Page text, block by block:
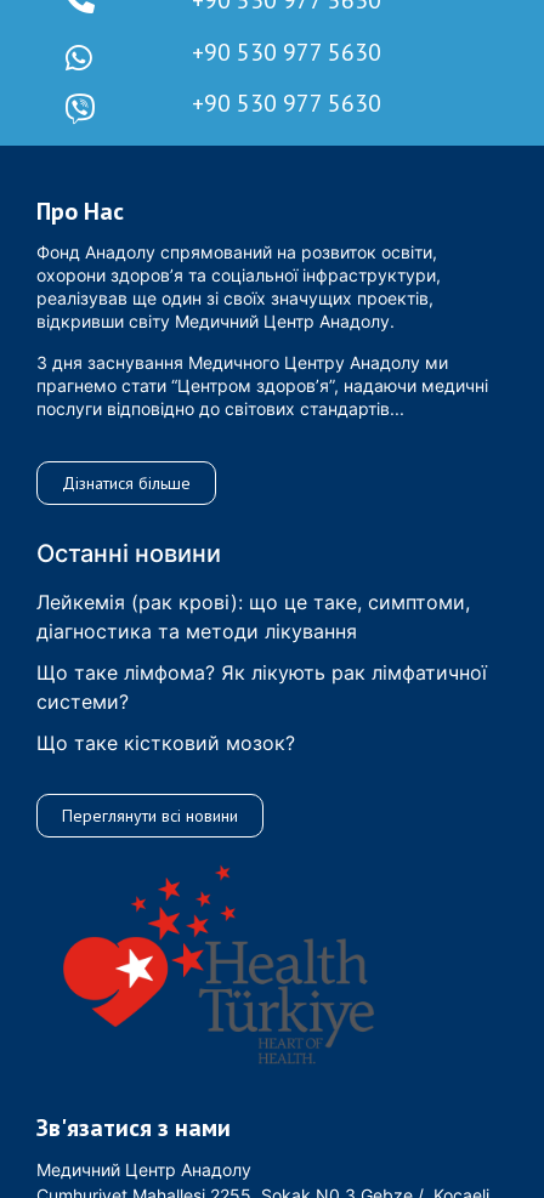
+90 530 977 5630
+90 530 977 5630
Про Нас
Фонд Анадолу спрямований на розвиток освіти,
охорони здоров’я та соціальної інфраструктури,
реалізував ще один зі своїх значущих проектів,
відкривши світу Медичний Центр Анадолу.
З дня заснування Медичного Центру Анадолу ми
прагнемо стати “Центром здоров’я”, надаючи медичні
послуги відповідно до світових стандартів...
Дізнатися більше
Останні новини
Лейкемія (рак крові): що це таке, симптоми,
діагностика та методи лікування
Що таке лімфома? Як лікують рак лімфатичної
системи?
Що таке кістковий мозок?
Переглянути всі новини
Зв'язатися з нами
Медичний Центр Анадолу